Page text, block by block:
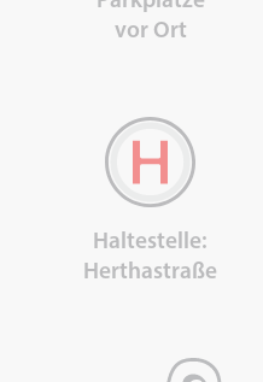
vor Ort
Haltestelle:
Herthastraße